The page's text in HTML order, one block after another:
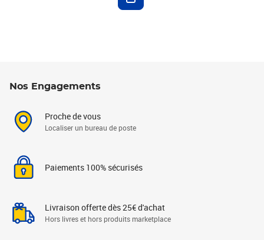
Nos Engagements
Proche de vous
Localiser un bureau de poste
Paiements 100% sécurisés
Livraison offerte dès 25€ d'achat
Hors livres et hors produits marketplace